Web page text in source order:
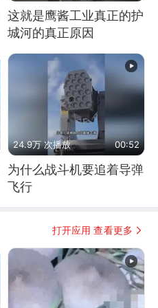
这就是鹰酱工业真正的护
城河的真正原因
24.9万 次播放 00:52
为什么战斗机要追着导弹
飞行
打开应用 查看更多